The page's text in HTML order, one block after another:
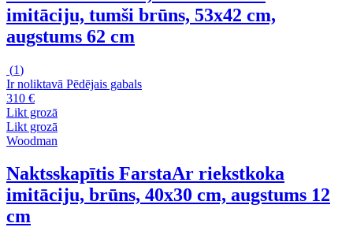
imitāciju, tumši brūns, 53x42 cm,
augstums 62 cm
(1)
Ir noliktavā Pēdējais gabals
310 €
Likt grozā
Likt grozā
Woodman
Naktsskapītis FarstaAr riekstkoka
imitāciju, brūns, 40x30 cm, augstums 12
cm